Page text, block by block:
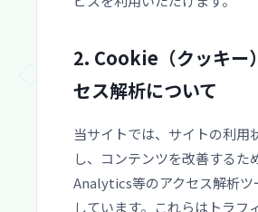
2. Cookie（クッキー
セス解析について
当サイトでは、サイトの利用
し、コンテンツを改善するた
Analytics等のアクセス解析ツ
しています。これらはトラフ